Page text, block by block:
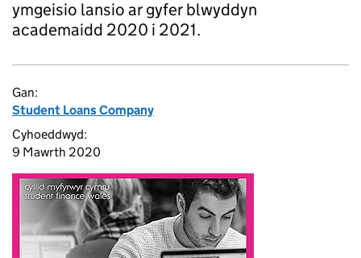
ymgeisio lansio ar gyfer blwyddyn
academaidd 2020 i 2021.
Gan:
Student Loans Company
Cyhoeddwyd:
9 Mawrth 2020